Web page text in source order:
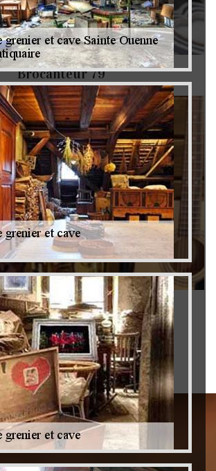
Brocanteur 79
instrument de musique 79
Achat antiquité 79